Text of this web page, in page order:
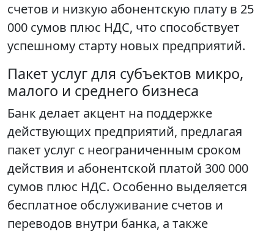
счетов и низкую абонентскую плату в 25
000 сумов плюс НДС, что способствует
успешному старту новых предприятий.
Пакет услуг для субъектов микро,
малого и среднего бизнеса
Банк делает акцент на поддержке
действующих предприятий, предлагая
пакет услуг с неограниченным сроком
действия и абонентской платой 300 000
сумов плюс НДС. Особенно выделяется
бесплатное обслуживание счетов и
переводов внутри банка, а также